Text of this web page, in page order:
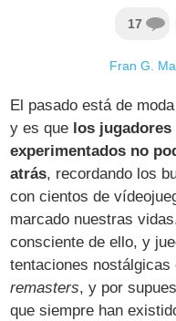
17
Fran G.
El pasado está de
y es que los
experimentados no
atrás, recordando los
con cientos de
marcado nuestras
consciente de ello, y
tentaciones
remasters, y por
que siempre han